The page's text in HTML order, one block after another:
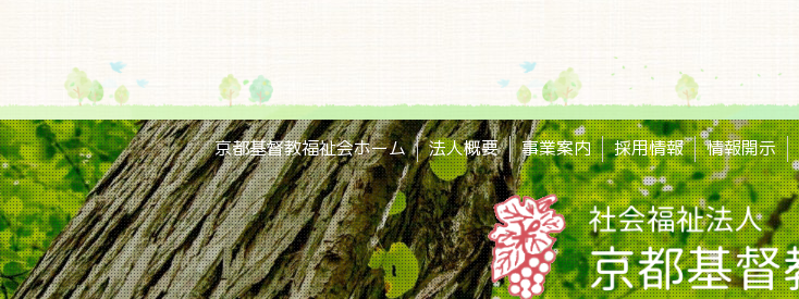
京都基督教福祉会ホーム 法人概要 事業案内 採用情報 情報開示